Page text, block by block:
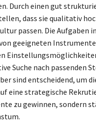
Durch einen gut
dass sie qualitativ
passen. Die Aufgaben
geeigneten
Suche nach passenden
sind entscheidend, um
eine strategische
zu gewinnen, sondern